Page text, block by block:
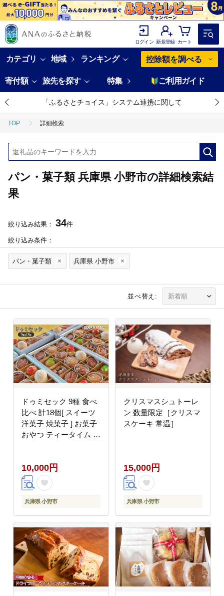
ログイン 新規登録 カート
カテゴリ 地域 ランキング 控除額を調べる
寄付額 旅先を探す 特集 ご利用ガイド
「ふるさとチョイス」システム連携に関して
TOP 詳細検索
パン・菓子類 兵庫県 小野市の詳細検索結
果
絞り込み結果： 34件
絞り込み条件：
パン・菓子類 兵庫県 小野市
並べ替え:
ドゥミセック 9種 食べ
比べ 計18個[ スイーツ
洋菓子 焼菓子 ] お菓子
おやつ ティータイム し
答用 ギフト 手土産 自
宅用
10,000円
兵庫県 小野市
クリスマスシュトーレ
ン 数量限定［クリスマ
スケーキ 常温］
15,000円
兵庫県 小野市